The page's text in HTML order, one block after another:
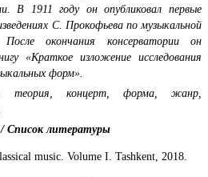
В 1911 году он опубликовал первые
С. Прокофьева по музыкальной
окончания консерватории он
«Краткое изложение исследования
форм».
теория, концерт, форма, жанр,
/ Список литературы
music. Volume I. Tashkent, 2018.